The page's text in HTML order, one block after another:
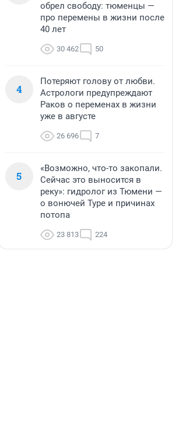
обрел свободу: тюменцы —
про перемены в жизни после
40 лет
30 462 50
4
Потеряют голову от любви.
Астрологи предупреждают
Раков о переменах в жизни
уже в августе
26 696 7
5
«Возможно, что-то закопали.
Сейчас это выносится в
реку»: гидролог из Тюмени —
о вонючей Туре и причинах
потопа
23 813 224